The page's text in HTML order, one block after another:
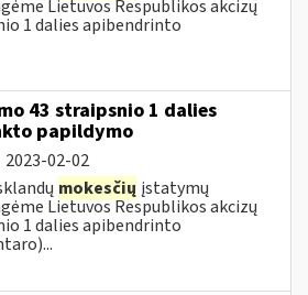
Lietuvos Respublikos akcizų
1 dalies apibendrinto
43 straipsnio 1 dalies
papildymo
2023-02-02
mokesčių įstatymų
Lietuvos Respublikos akcizų
1 dalies apibendrinto